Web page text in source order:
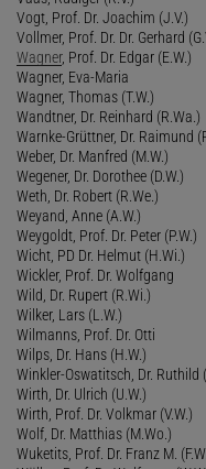
Vogt, Prof. Dr. Joachim (J.V.)
Vollmer, Prof. Dr. Dr. Gerhard
Wagner, Prof. Dr. Edgar (E.W.)
Wagner, Eva-Maria
Wagner, Thomas (T.W.)
Wandtner, Dr. Reinhard (R.Wa.)
Warnke-Grüttner, Dr. Raimund
Weber, Dr. Manfred (M.W.)
Wegener, Dr. Dorothee (D.W.)
Weth, Dr. Robert (R.We.)
Weyand, Anne (A.W.)
Weygoldt, Prof. Dr. Peter (P.W.)
Wicht, PD Dr. Helmut (H.Wi.)
Wickler, Prof. Dr. Wolfgang
Wild, Dr. Rupert (R.Wi.)
Wilker, Lars (L.W.)
Wilmanns, Prof. Dr. Otti
Wilps, Dr. Hans (H.W.)
Winkler-Oswatitsch, Dr. Ruthild
Wirth, Dr. Ulrich (U.W.)
Wirth, Prof. Dr. Volkmar (V.W.)
Wolf, Dr. Matthias (M.Wo.)
Wuketits, Prof. Dr. Franz M.